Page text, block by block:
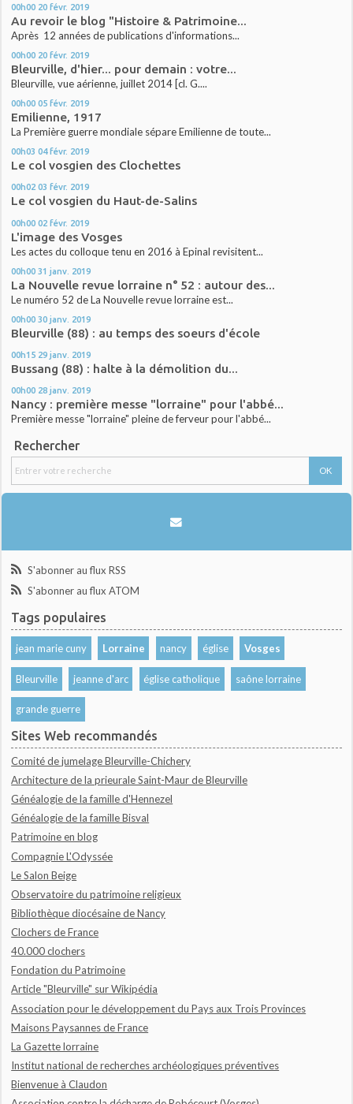
00h00 20 févr. 2019
Au revoir le blog "Histoire & Patrimoine...
Après 12 années de publications d'informations...
00h00 20 févr. 2019
Bleurville, d'hier... pour demain : votre...
Bleurville, vue aérienne, juillet 2014 [cl. G....
00h00 05 févr. 2019
Emilienne, 1917
La Première guerre mondiale sépare Emilienne de toute...
00h03 04 févr. 2019
Le col vosgien des Clochettes
00h02 03 févr. 2019
Le col vosgien du Haut-de-Salins
00h00 02 févr. 2019
L'image des Vosges
Les actes du colloque tenu en 2016 à Epinal revisitent...
00h00 31 janv. 2019
La Nouvelle revue lorraine n° 52 : autour des...
Le numéro 52 de La Nouvelle revue lorraine est...
00h00 30 janv. 2019
Bleurville (88) : au temps des soeurs d'école
00h15 29 janv. 2019
Bussang (88) : halte à la démolition du...
00h00 28 janv. 2019
Nancy : première messe "lorraine" pour l'abbé...
Première messe "lorraine" pleine de ferveur pour l'abbé...
Rechercher
S'abonner au flux RSS
S'abonner au flux ATOM
Tags populaires
jean marie cuny Lorraine nancy église Vosges
Bleurville jeanne d'arc église catholique saône lorraine
grande guerre
Sites Web recommandés
Comité de jumelage Bleurville-Chichery
Architecture de la prieurale Saint-Maur de Bleurville
Généalogie de la famille d'Hennezel
Généalogie de la famille Bisval
Patrimoine en blog
Compagnie L'Odyssée
Le Salon Beige
Observatoire du patrimoine religieux
Bibliothèque diocésaine de Nancy
Clochers de France
40.000 clochers
Fondation du Patrimoine
Article "Bleurville" sur Wikipédia
Association pour le développement du Pays aux Trois Provinces
Maisons Paysannes de France
La Gazette lorraine
Institut national de recherches archéologiques préventives
Bienvenue à Claudon